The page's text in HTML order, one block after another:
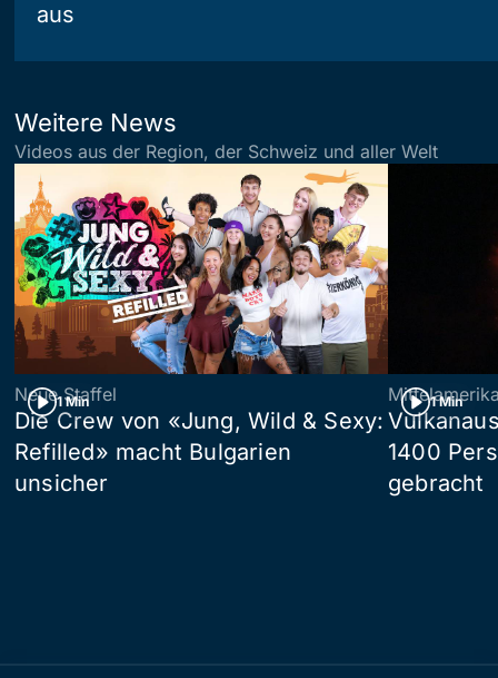
aus
Weitere News
Videos aus der Region, der Schweiz und aller Welt
1 Min
Neue Staffel
Die Crew von «Jung, Wild & Sexy:
Refilled» macht Bulgarien
unsicher
1 Min
1400
gebracht